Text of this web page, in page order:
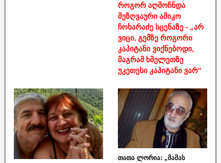
როგორ აღმოჩნდა
მეზღვაური ამიკო
ჩოხარაძე სცენაზე - „არ
ვიცი, გემზე როგორი
კაპიტანი ვიქნებოდი,
მაგრამ ხმელეთზე
უკეთესი კაპიტანი ვარ“
თათა ლორია: „მამას